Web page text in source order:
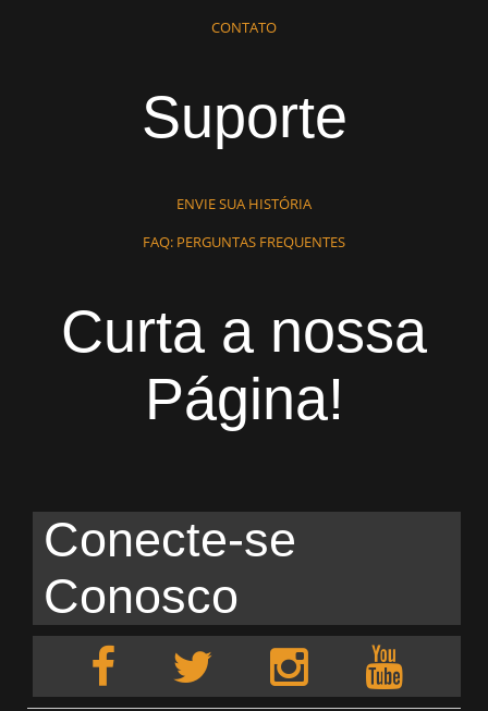
CONTATO
Suporte
ENVIE SUA HISTÓRIA
FAQ: PERGUNTAS FREQUENTES
Curta a nossa
Página!
Conecte-se
Conosco